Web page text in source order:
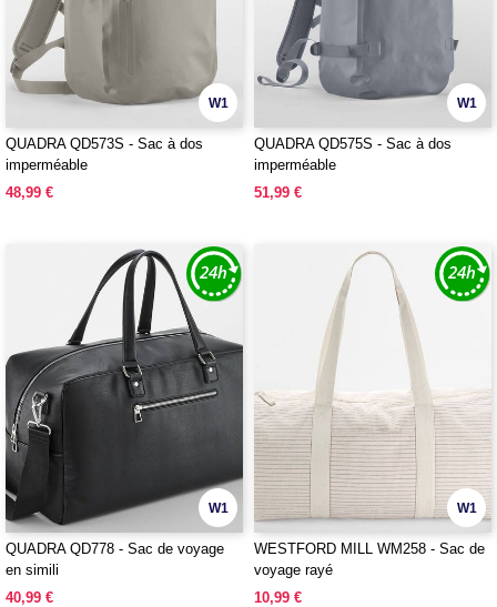
W1
QUADRA QD573S - Sac à dos
imperméable
48,99 €
W1
QUADRA QD575S - Sac à dos
imperméable
51,99 €
W1
QUADRA QD778 - Sac de voyage
en simili
40,99 €
W1
WESTFORD MILL WM258 - Sac de
voyage rayé
10,99 €